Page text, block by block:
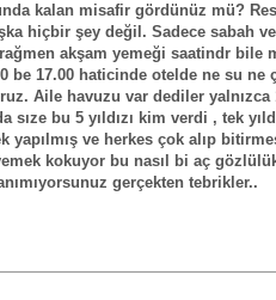
kalan misafir gördünüz mü?
hiçbir şey değil. Sadece sabah
akşam yemeği saatindr bile
be 17.00 haticinde otelde ne su ne
Aile havuzu var dediler yalnızca
sıze bu 5 yıldızı kim verdi , tek
yapılmış ve herkes çok alıp
kokuyor bu nasıl bi aç
gerçekten tebrikler..